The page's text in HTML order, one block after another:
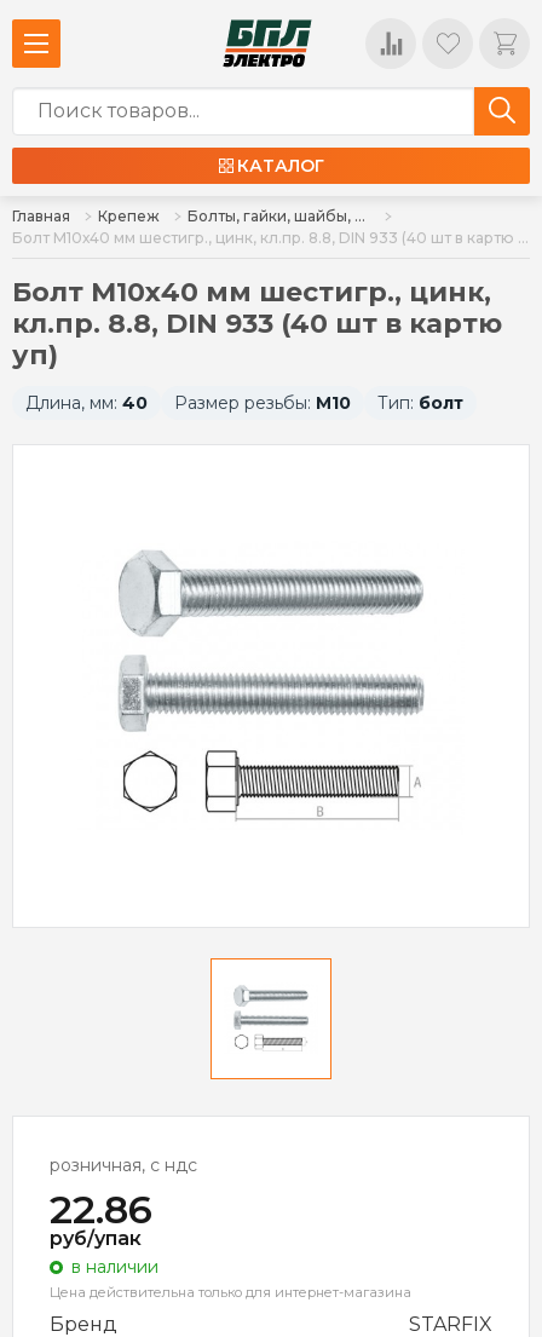
КАТАЛОГ
Главная Крепеж
Болты, гайки, шайбы, шпильки, крючки
Болт М10х40 мм шестигр., цинк, кл.пр. 8.8, DIN 933 (40 шт в картю уп)
Болт М10х40 мм шестигр., цинк,
кл.пр. 8.8, DIN 933 (40 шт в картю
уп)
Длина, мм: 40 Размер резьбы: М10 Тип: болт
розничная, с ндс
22.86
руб/упак
в наличии
Цена действительна только для интернет-магазина
Бренд
STARFIX